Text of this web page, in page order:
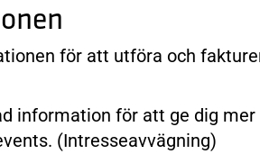
för att utföra och
information för att ge dig
(Intresseavvägning)